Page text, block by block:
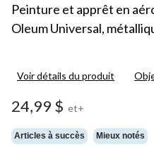
Peinture et apprêt en
Oleum Universal,
Voir détails du produit
24,99 $ et+
Articles à succès Mieux notés